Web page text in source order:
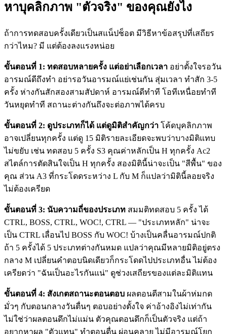
หาบุคลิกภาพ "ตัวจริง" ของคุณยังไง
ถ้าการทดสอบครั้งเดียวเป็นสแน็ปช็อต มีวิธีหาข้อสรุปที่เสถียร
กว่าไหม? มี แต่ต้องลงแรงหน่อย
ขั้นตอนที่ 1: ทดสอบหลายครั้ง แต่อย่าเลือกเวลา อย่าตั้งใจรอวัน
อารมณ์ดีถึงทำ อย่ารอวันอารมณ์แย่เช่นกัน สุ่มเวลา ทำสัก 3-5
ครั้ง ห่างกันสักสองสามสัปดาห์ อารมณ์ดีทำที โอทีเหนื่อยทำที
วันหยุดทำที สถานะต่างกันถึงจะต่อภาพได้ครบ
ขั้นตอนที่ 2: ดูประเภทก็ได้ แต่ดูมิติสำคัญกว่า โค้ดบุคลิกภาพ
อาจเปลี่ยนทุกครั้ง แต่ดู 15 มิติรายละเอียดจะพบว่าบางมิติแทบ
ไม่ขยับ เช่น ทดสอบ 5 ครั้ง S3 คุณค่าหลักเป็น H ทุกครั้ง Ac2
สไตล์การตัดสินใจเป็น H ทุกครั้ง สองมิตินี้น่าจะเป็น "สีพื้น" ของ
คุณ ส่วน A3 ที่กระโดดระหว่าง L กับ M ก็แปลว่ามิตินี้ลอยจริง
ไม่ต้องเครียด
ขั้นตอนที่ 3: นับความถี่ของประเภท สมมติทดสอบ 5 ครั้ง ได้
CTRL, BOSS, CTRL, WOC!, CTRL — "ประเภทหลัก" น่าจะ
เป็น CTRL เลื่อนไป BOSS กับ WOC! บ้างเป็นคลื่นอารมณ์ปกติ
ถ้า 5 ครั้งได้ 5 ประเภทต่างกันหมด แปลว่าคุณมีหลายมิติอยู่ตรง
กลาง M เปลี่ยนคำตอบนิดเดียวก็กระโดดไปประเภทอื่น ไม่ต้อง
เครียดว่า "ฉันเป็นอะไรกันแน่" ดูช่วงเสถียรของแต่ละมิติแทน
ขั้นตอนที่ 4: สังเกตสถานะตอนตอบ ผลตอนตีสามในผ้าห่มกด
มั่วๆ กับตอนกลางวันตื่นๆ ตอบอย่างตั้งใจ ค่าอ้างอิงไม่เท่ากัน
ไม่ใช่ว่าผลตอนดึกไม่แม่น ตัวคุณตอนดึกก็เป็นตัวจริง แต่ถ้า
อยากหาผล "ตัวแทน" ทำตอนตื่น ผ่อนคลาย ไม่มีอารมณ์โยก